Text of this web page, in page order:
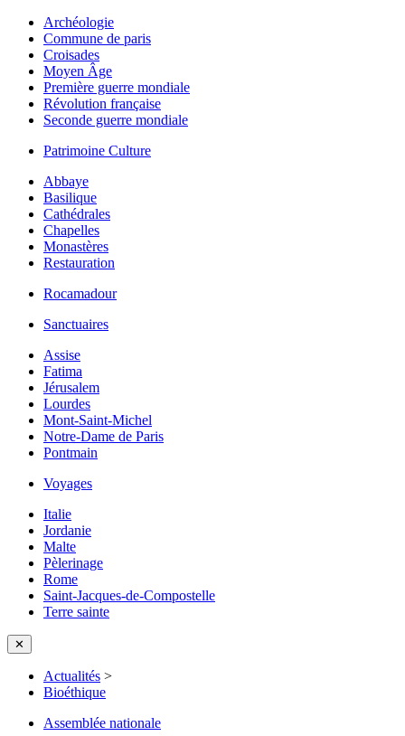
Archéologie
Commune de paris
Croisades
Moyen Âge
Première guerre mondiale
Révolution française
Seconde guerre mondiale
Patrimoine Culture
Abbaye
Basilique
Cathédrales
Chapelles
Monastères
Restauration
Rocamadour
Sanctuaires
Assise
Fatima
Jérusalem
Lourdes
Mont-Saint-Michel
Notre-Dame de Paris
Pontmain
Voyages
Italie
Jordanie
Malte
Pèlerinage
Rome
Saint-Jacques-de-Compostelle
Terre sainte
✕
Actualités >
Bioéthique
Assemblée nationale